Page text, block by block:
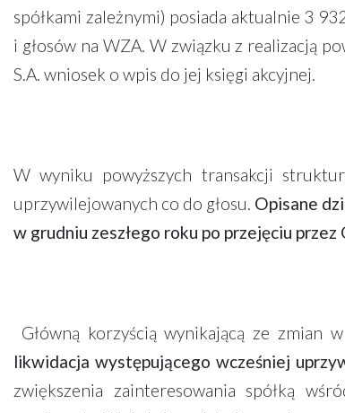
spółkami zależnymi) posiada aktualnie 3
i głosów na WZA. W związku z realizacją
S.A. wniosek o wpis do jej księgi akcyjnej.
W wyniku powyższych transakcji
uprzywilejowanych co do głosu. Opisane
w grudniu zeszłego roku po przejęciu
Główną korzyścią wynikającą ze zmian
likwidacja występującego wcześniej
zwiększenia zainteresowania spółką